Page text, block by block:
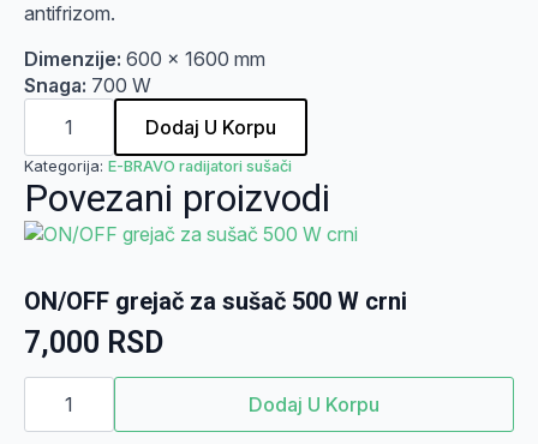
antifrizom.
Dimenzije: 600 x 1600 mm
Snaga: 700 W
E-
BRAVO
sušač
600
x
1600
mm
Dodaj U Korpu
Kategorija: E-BRAVO radijatori sušači
Povezani proizvodi
ON/OFF grejač za sušač 500 W crni
7,000 RSD
ON/OFF
grejač
Dodaj U Korpu